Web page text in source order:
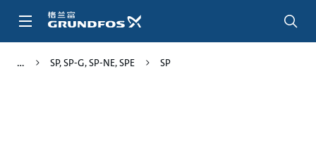
SP, SP-G, SP-NE, SPE SP